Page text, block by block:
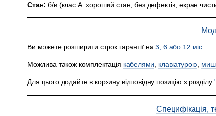
Стан: б/в (клас А: хороший стан; без дефектів; екран
Ви можете розширити строк гарантії на 3, 6 або 12 міс
Можлива також комплектація кабелями, клавіатурою,
Для цього додайте в корзину відповідну позицію з розділу
Специфікація,